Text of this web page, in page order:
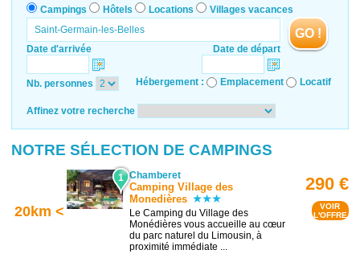
Campings Hôtels Locations Villages vacances
Date d'arrivée Date de départ
GO !
Nb. personnes Hébergement : Emplacement Locatif
Affinez votre recherche
NOTRE SÉLECTION DE CAMPINGS
20km <
1 Chamberet
Camping Village des
Monedières
Le Camping du Village des
Monédières vous accueille au cœur
du parc naturel du Limousin, à
proximité immédiate ...
290 €
VOIR
L'OFFRE